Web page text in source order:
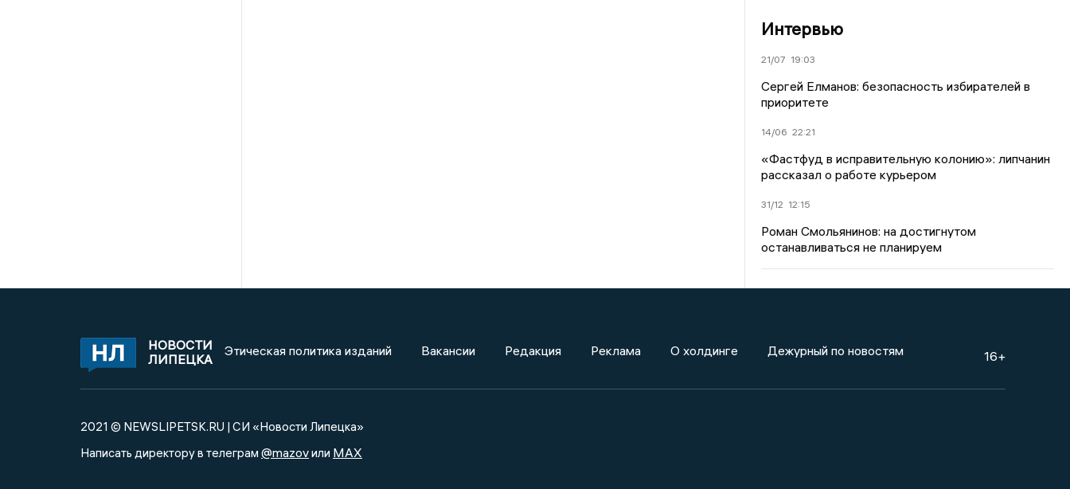
Интервью
21/07 19:03
Сергей Елманов: безопасность избирателей в
приоритете
14/06 22:21
«Фастфуд в исправительную колонию»: липчанин
рассказал о работе курьером
31/12 12:15
Роман Смольянинов: на достигнутом
останавливаться не планируем
НОВОСТИ
ЛИПЕЦКА
Этическая политика изданий Вакансии Редакция Реклама О холдинге Дежурный по новостям 16+
2021 © NEWSLIPETSK.RU | СИ «Новости Липецка»
Написать директору в телеграм @mazovили MAX